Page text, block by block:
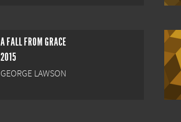
A FALL FROM GRACE
2015
GEORGE LAWSON